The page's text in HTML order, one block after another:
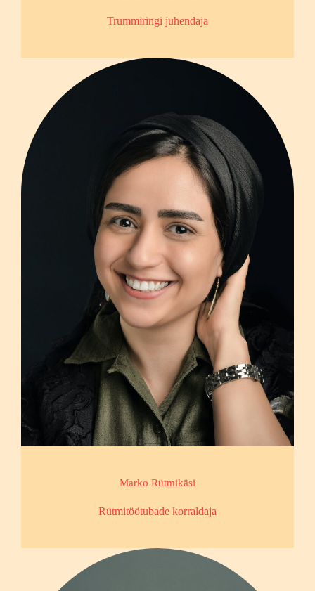
Trummiringi juhendaja
Marko Rütmikäsi
Rütmitöötubade korraldaja